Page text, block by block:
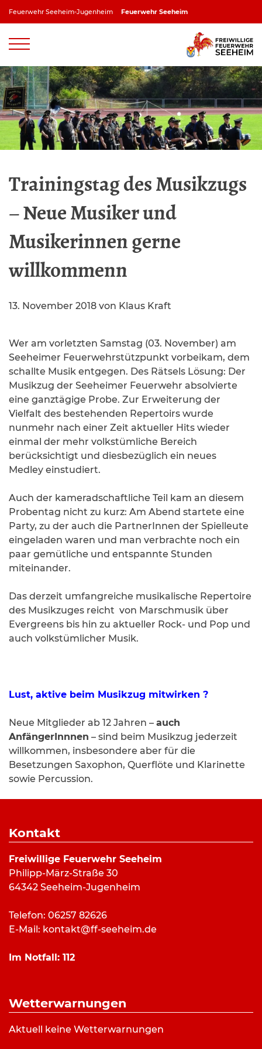
Feuerwehr Seeheim-Jugenheim Feuerwehr Seeheim
Trainingstag des Musikzugs
– Neue Musiker und
Musikerinnen gerne
willkommenn
13. November 2018 von Klaus Kraft
Wer am vorletzten Samstag (03. November) am
Seeheimer Feuerwehrstützpunkt vorbeikam, dem
schallte Musik entgegen. Des Rätsels Lösung: Der
Musikzug der Seeheimer Feuerwehr absolvierte
eine ganztägige Probe. Zur Erweiterung der
Vielfalt des bestehenden Repertoirs wurde
nunmehr nach einer Zeit aktueller Hits wieder
einmal der mehr volkstümliche Bereich
berücksichtigt und diesbezüglich ein neues
Medley einstudiert.
Auch der kameradschaftliche Teil kam an diesem
Probentag nicht zu kurz: Am Abend startete eine
Party, zu der auch die PartnerInnen der Spielleute
eingeladen waren und man verbrachte noch ein
paar gemütliche und entspannte Stunden
miteinander.
Das derzeit umfangreiche musikalische Repertoire
des Musikzuges reicht von Marschmusik über
Evergreens bis hin zu aktueller Rock- und Pop und
auch volkstümlicher Musik.
Lust, aktive beim Musikzug mitwirken ?
Neue Mitglieder ab 12 Jahren –auch
AnfängerInnnen – sind beim Musikzug jederzeit
willkommen, insbesondere aber für die
Besetzungen Saxophon, Querflöte und Klarinette
sowie Percussion.
Stützpunktes stattfindenden Übungsabende
Infos gibt es auch unter
Kontaktadresse lautet:musikzug@musikzug-ff-
Veröffentlicht in
der Kreisklinik
Jugenheim -
Feuerwehren Seeheim,
Seeheim
Kontakt
Freiwillige Feuerwehr Seeheim
Philipp-März-Straße 30
64342 Seeheim-Jugenheim
Telefon: 06257 82626
E-Mail: kontakt@ff-seeheim.de
Im Notfall:112
Wetterwarnungen
Aktuell keine Wetterwarnungen